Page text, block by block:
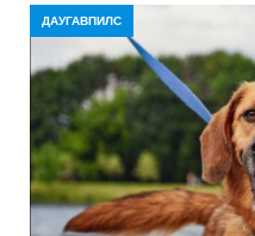
ДАУГАВПИЛС